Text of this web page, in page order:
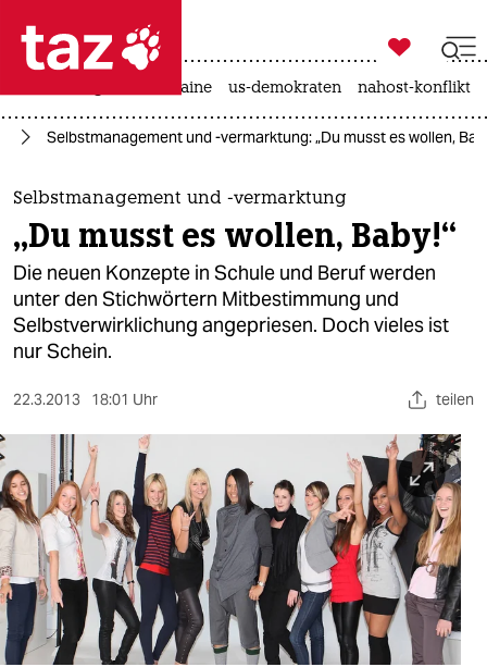
 taz zahl ich
taz zahl ich
themen
politik
öko
gesellschaft
kultur
sport
berlin
nord
wahrheit
verlag

taz zahl ich
krieg in der ukraine us-demokraten nahost-konflikt
Selbstmanagement und -vermarktung: „Du musst es wollen,
Selbstmanagement und -vermarktung
„Du musst es wollen, Baby!“
Die neuen Konzepte in Schule und Beruf werden
unter den Stichwörtern Mitbestimmung und
Selbstverwirklichung angepriesen. Doch vieles ist
nur Schein.
22.3.2013 18:01 Uhr teilen